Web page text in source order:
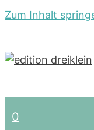
Zum Inhalt
springen
0